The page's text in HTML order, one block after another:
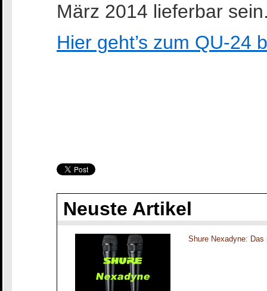
März 2014 lieferbar
Hier geht’s zum QU-24
Neuste Artikel
Shure Nexadyne: